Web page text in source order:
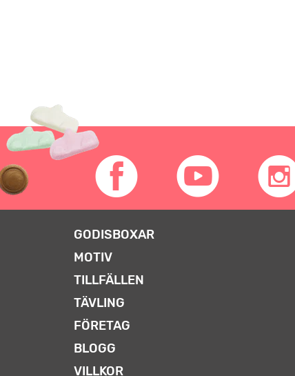
GODISBOXAR
MOTIV
TILLFÄLLEN
TÄVLING
FÖRETAG
BLOGG
VILLKOR